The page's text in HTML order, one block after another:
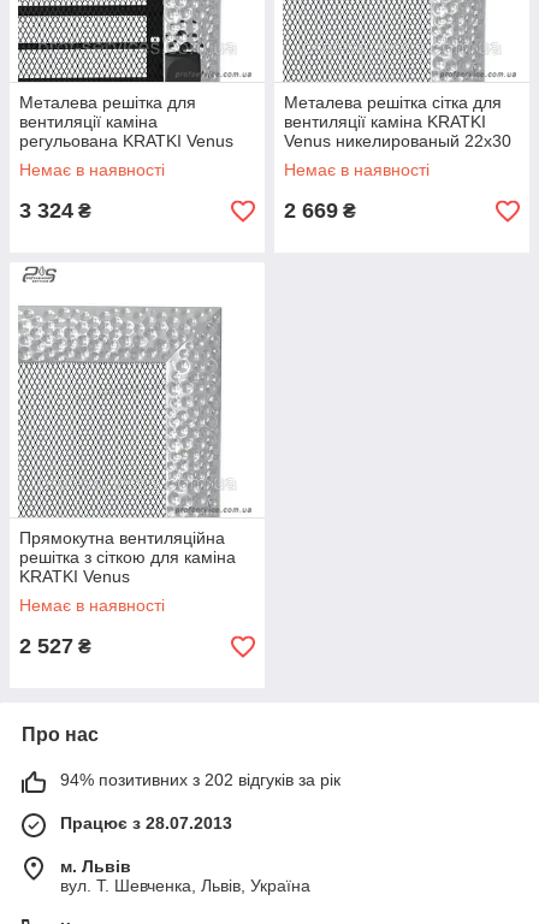
Металева решітка для
вентиляції каміна
регульована KRATKI Venus
никелированый 22х30 см з
жалюзі
Немає в наявності
3 324 ₴
Металева решітка сітка для
вентиляції каміна KRATKI
Venus никелированый 22х30
см
Немає в наявності
2 669 ₴
Прямокутна вентиляційна
решітка з сіткою для каміна
KRATKI Venus
никелированый 17х49 см
Немає в наявності
2 527 ₴
Про нас
94% позитивних з 202 відгуків за рік
Працює з 28.07.2013
м. Львів
вул. Т. Шевченка, Львів, Україна